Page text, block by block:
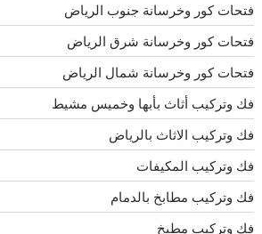
فتحات كور وخرسانة جنوب الرياض
فتحات كور وخرسانة شرق الرياض
فتحات كور وخرسانة شمال الرياض
فك وتركيب أثاث بأبها وخميس مشيط
فك وتركيب الاثاث بالرياض
فك وتركيب المكيفات
فك وتركيب مطابخ بالدمام
فك وتركيب مطبخ